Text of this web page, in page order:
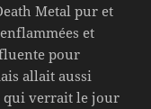
Metal pur et
et
pour
allait aussi
qui verrait le jour